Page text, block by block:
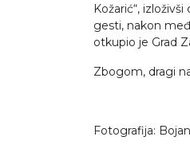
Kožarić“,
gesti, nakon
otkupio je Grad
Zbogom, dragi
Fotografija: